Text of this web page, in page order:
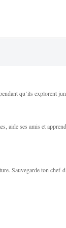
qu’ils explorent
aide ses amis et
Sauvegarde ton